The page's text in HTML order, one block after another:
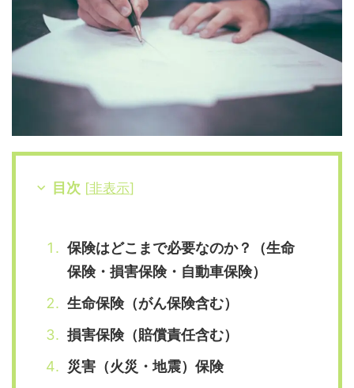
目次 [非表示]
保険はどこまで必要なのか？（生命
保険・損害保険・自動車保険）
生命保険（がん保険含む）
損害保険（賠償責任含む）
災害（火災・地震）保険